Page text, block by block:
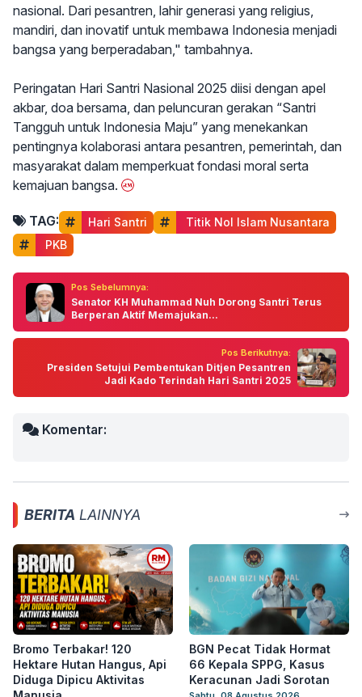
nasional. Dari pesantren, lahir generasi yang religius,
mandiri, dan inovatif untuk membawa Indonesia menjadi
bangsa yang berperadaban," tambahnya.
Peringatan Hari Santri Nasional 2025 diisi dengan apel
akbar, doa bersama, dan peluncuran gerakan “Santri
Tangguh untuk Indonesia Maju” yang menekankan
pentingnya kolaborasi antara pesantren, pemerintah, dan
masyarakat dalam memperkuat fondasi moral serta
kemajuan bangsa.
TAG: Hari Santri
Titik Nol Islam Nusantara
PKB
Pos Sebelumnya:
Senator KH Muhammad Nuh Dorong Santri Terus
Berperan Aktif Memajukan...
Pos Berikutnya:
Presiden Setujui Pembentukan Ditjen Pesantren
Jadi Kado Terindah Hari Santri 2025
Komentar:
BERITA LAINNYA
Bromo Terbakar! 120
Hektare Hutan Hangus, Api
Diduga Dipicu Aktivitas
BGN Pecat Tidak Hormat
66 Kepala SPPG, Kasus
Keracunan Jadi Sorotan